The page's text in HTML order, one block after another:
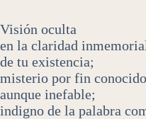
Visión oculta
en la claridad
de tu existencia;
misterio por fin
aunque inefable;
indigno de la palabra